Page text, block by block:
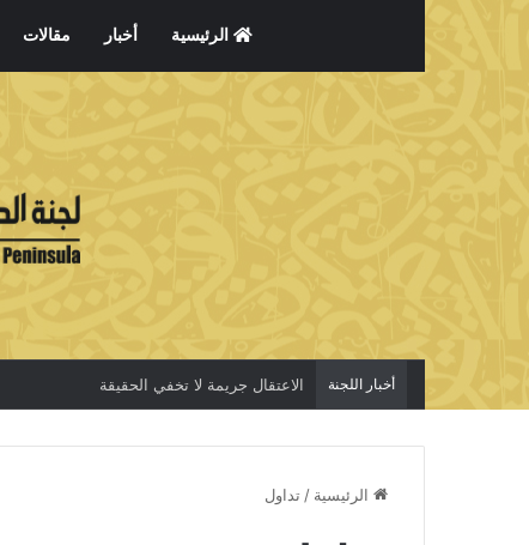
الرئيسية أخبار مقالات
أخبار اللجنة الاعتقال جريمة لا تخفي الحقيقة
الرئيسية / تداول